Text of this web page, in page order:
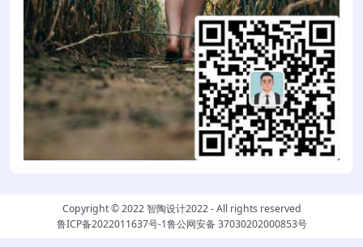
Copyright © 2022智陶设计2022- All rights reserved
鲁ICP备2022011637号-1鲁公网安备 37030202000853号